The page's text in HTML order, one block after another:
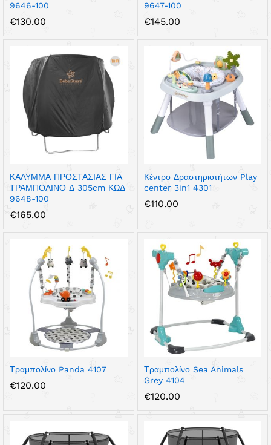
9646-100
€130.00
9647-100
€145.00
ΚΑΛΥΜΜΑ ΠΡΟΣΤΑΣΙΑΣ ΓΙΑ
ΤΡΑΜΠΟΛΙΝΟ Δ 305cm ΚΩΔ
9648-100
€165.00
Κέντρο Δραστηριοτήτων Play
center 3in1 4301
€110.00
Τραμπολίνο Panda 4107
€120.00
Τραμπολίνο Sea Animals
Grey 4104
€120.00